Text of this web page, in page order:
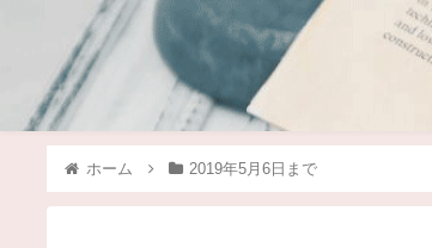
ホーム 2019年5月6日まで